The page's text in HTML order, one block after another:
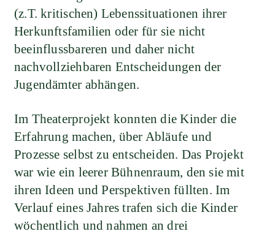
(z.T. kritischen) Lebenssituationen ihrer
Herkunftsfamilien oder für sie nicht
beeinflussbareren und daher nicht
nachvollziehbaren Entscheidungen der
Jugendämter abhängen.
Im Theaterprojekt konnten die Kinder die
Erfahrung machen, über Abläufe und
Prozesse selbst zu entscheiden. Das Projekt
war wie ein leerer Bühnenraum, den sie mit
ihren Ideen und Perspektiven füllten. Im
Verlauf eines Jahres trafen sich die Kinder
wöchentlich und nahmen an drei